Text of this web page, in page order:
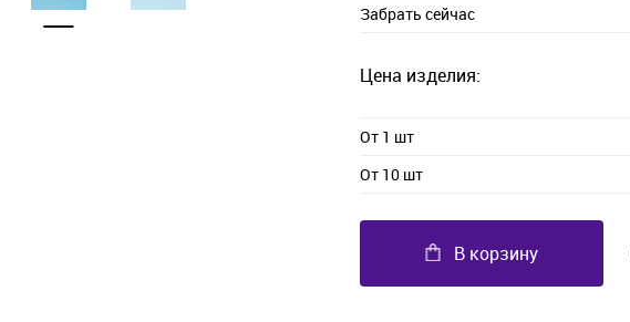
Забрать сейчас
Цена изделия:
От 1 шт
От 10 шт
В корзину